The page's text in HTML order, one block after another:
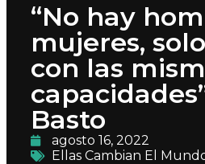
“No hay
mujeres,
con las
Basto
agosto 16, 2022
Ellas Cambian El